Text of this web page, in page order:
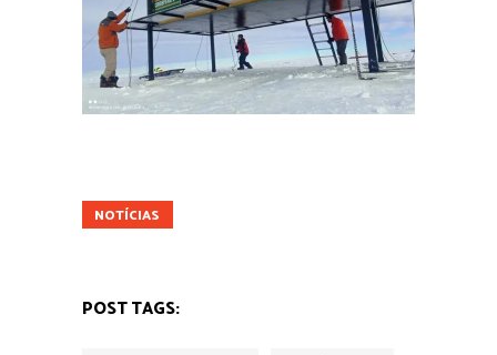
NOTÍCIAS
POST TAGS: